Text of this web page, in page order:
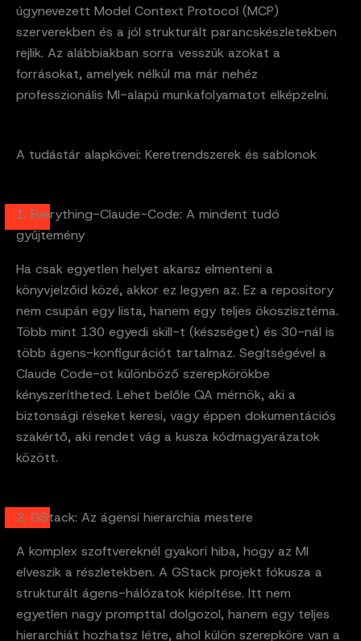
úgynevezett Model Context Protocol (MCP)
szerverekben és a jól strukturált parancskészletekben
rejlik. Az alábbiakban sorra vesszük azokat a
forrásokat, amelyek nélkül ma már nehéz
professzionális MI-alapú munkafolyamatot elképzelni.
A tudástár alapkövei: Keretrendszerek és sablonok
1. Everything-Claude-Code: A mindent tudó
gyűjtemény
Ha csak egyetlen helyet akarsz elmenteni a
könyvjelzőid közé, akkor ez legyen az. Ez a repository
nem csupán egy lista, hanem egy teljes ökoszisztéma.
Több mint 130 egyedi skill-t (készséget) és 30-nál is
több ágens-konfigurációt tartalmaz. Segítségével a
Claude Code-ot különböző szerepkörökbe
kényszerítheted. Lehet belőle QA mérnök, aki a
biztonsági réseket keresi, vagy éppen dokumentációs
szakértő, aki rendet vág a kusza kódmagyarázatok
között.
2. GStack: Az ágensi hierarchia mestere
A komplex szoftvereknél gyakori hiba, hogy az MI
elveszik a részletekben. A GStack projekt fókusza a
strukturált ágens-hálózatok kiépítése. Itt nem
egyetlen nagy prompttal dolgozol, hanem egy teljes
hierarchiát hozhatsz létre, ahol külön szerepköre van a